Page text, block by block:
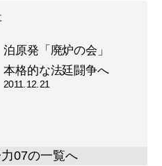
泊原発「廃炉の会」
本格的な法廷闘争へ
2011.12.21
07の一覧へ